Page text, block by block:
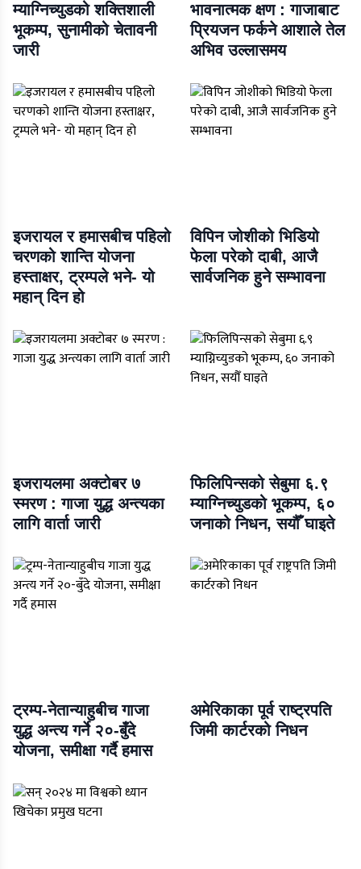
म्याग्निच्युडको शक्तिशाली
भूकम्प, सुनामीको चेतावनी
जारी
भावनात्मक क्षण : गाजाबाट
प्रियजन फर्कने आशाले तेल
अभिव उल्लासमय
इजरायल र हमासबीच पहिलो
चरणको शान्ति योजना
हस्ताक्षर, ट्रम्पले भने- यो
महान् दिन हो
विपिन जोशीको भिडियो
फेला परेको दाबी, आजै
सार्वजनिक हुने सम्भावना
इजरायलमा अक्टोबर ७
स्मरण : गाजा युद्ध अन्त्यका
लागि वार्ता जारी
फिलिपिन्सको सेबुमा ६.९
म्याग्निच्युडको भूकम्प, ६०
जनाको निधन, सयौँ घाइते
ट्रम्प-नेतान्याहुबीच गाजा
युद्ध अन्त्य गर्ने २०-बुँदे
योजना, समीक्षा गर्दै हमास
अमेरिकाका पूर्व राष्ट्रपति
जिमी कार्टरको निधन